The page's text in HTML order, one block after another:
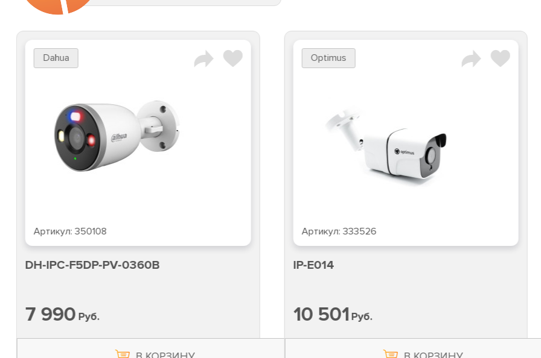
Dahua
Артикул:350108
DH-IPC-F5DP-PV-0360B
7 990 Руб.
Optimus
Артикул:333526
IP-E014
10 501Руб.